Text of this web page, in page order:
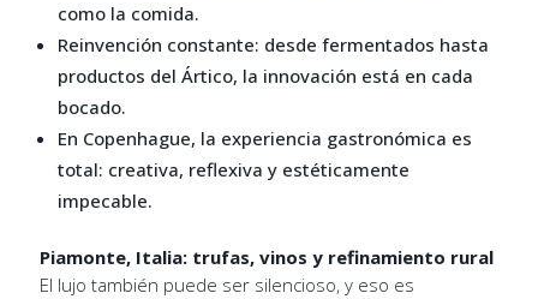
como la comida.
Reinvención constante: desde fermentados hasta
productos del Ártico, la innovación está en cada
bocado.
En Copenhague, la experiencia gastronómica es
total: creativa, reflexiva y estéticamente
impecable.
Piamonte, Italia: trufas, vinos y refinamiento rural
El lujo también puede ser silencioso, y eso es